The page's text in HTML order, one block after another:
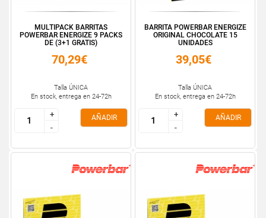
MULTIPACK BARRITAS
POWERBAR ENERGIZE 9 PACKS
DE (3+1 GRATIS)
70,29€
Talla ÚNICA
En stock, entrega en 24-72h
+
-
+
-
AÑADIR
BARRITA POWERBAR ENERGIZE
ORIGINAL CHOCOLATE 15
UNIDADES
39,05€
Talla ÚNICA
En stock, entrega en 24-72h
+
-
+
-
AÑADIR